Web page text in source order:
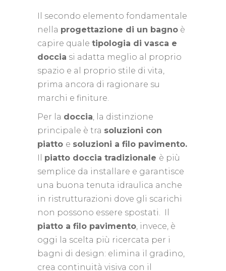
Il secondo elemento fondamentale
nella progettazione di un bagno è
capire quale tipologia di vasca e
doccia si adatta meglio al proprio
spazio e al proprio stile di vita,
prima ancora di ragionare su
marchi e finiture.
Per la doccia, la distinzione
principale è tra soluzioni con
piatto e soluzioni a filo pavimento.
Il piatto doccia tradizionale è più
semplice da installare e garantisce
una buona tenuta idraulica anche
in ristrutturazioni dove gli scarichi
non possono essere spostati. Il
piatto a filo pavimento, invece, è
oggi la scelta più ricercata per i
bagni di design: elimina il gradino,
crea continuità visiva con il